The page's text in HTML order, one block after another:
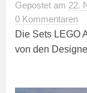
Gepostet am 22.
0 Kommentaren
Die Sets LEGO
von den